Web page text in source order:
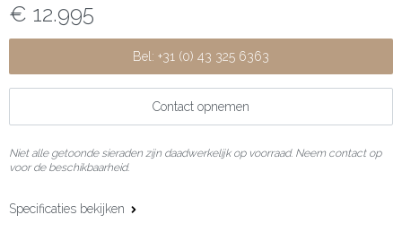
€ 12.995
Bel: +31 (0) 43 325 6363
Contact opnemen
Niet alle getoonde sieraden zijn daadwerkelijk op voorraad. Neem contact op
voor de beschikbaarheid.
Specificaties bekijken